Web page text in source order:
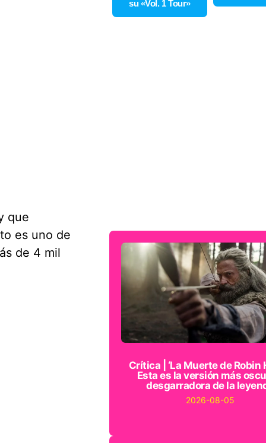
que
es uno de
de 4 mil
su «Vol. 1 Tour»
Crítica | ‘La Muerte de Robin
Esta es la versión más
desgarradora de la
2026-08-05